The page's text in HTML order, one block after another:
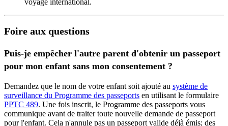
voyage international.
Foire aux questions
Puis-je empêcher l'autre parent d'obtenir un passeport
pour mon enfant sans mon consentement ?
Demandez que le nom de votre enfant soit ajouté au système de
surveillance du Programme des passeports en utilisant le formulaire
PPTC 489. Une fois inscrit, le Programme des passeports vous
communique avant de traiter toute nouvelle demande de passeport
pour l'enfant. Cela n'annule pas un passeport valide déjà émis; des